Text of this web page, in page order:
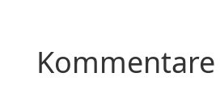
Kommentare